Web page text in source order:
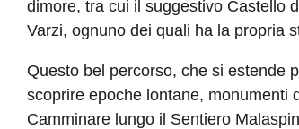
dimore, tra cui il suggestivo Castello
Varzi, ognuno dei quali ha la propria
Questo bel percorso, che si estende
scoprire epoche lontane, monumenti
Camminare lungo il Sentiero